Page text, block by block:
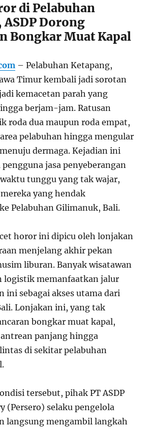
di Pelabuhan
ASDP Dorong
Bongkar Muat Kapal
– Pelabuhan Ketapang,
Timur kembali jadi sorotan
kemacetan parah yang
berjam-jam. Ratusan
roda dua maupun roda empat,
pelabuhan hingga mengular
dermaga. Kejadian ini
jasa penyeberangan
tunggu yang tak wajar,
yang hendak
Pelabuhan Gilimanuk, Bali.
horor ini dipicu oleh lonjakan
menjelang akhir pekan
liburan. Banyak wisatawan
logistik memanfaatkan jalur
ini sebagai akses utama dari
Lonjakan ini, yang tak
bongkar muat kapal,
panjang hingga
di sekitar pelabuhan
tersebut, pihak PT ASDP
(Persero) selaku pengelola
langsung mengambil langkah